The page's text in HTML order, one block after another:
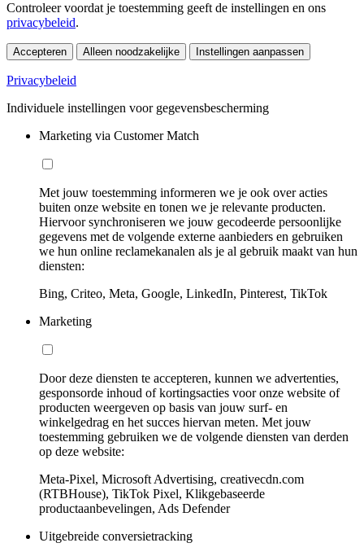
Controleer voordat je toestemming geeft de instellingen en ons
privacybeleid.
Accepteren Alleen noodzakelijke Instellingen aanpassen
Privacybeleid
Individuele instellingen voor gegevensbescherming
Marketing via Customer Match
Met jouw toestemming informeren we je ook over acties
buiten onze website en tonen we je relevante producten.
Hiervoor synchroniseren we jouw gecodeerde persoonlijke
gegevens met de volgende externe aanbieders en gebruiken
we hun online reclamekanalen als je al gebruik maakt van hun
diensten:
Bing, Criteo, Meta, Google, LinkedIn, Pinterest, TikTok
Marketing
Door deze diensten te accepteren, kunnen we advertenties,
gesponsorde inhoud of kortingsacties voor onze website of
producten weergeven op basis van jouw surf- en
winkelgedrag en het succes hiervan meten. Met jouw
toestemming gebruiken we de volgende diensten van derden
op deze website:
Meta-Pixel, Microsoft Advertising, creativecdn.com
(RTBHouse), TikTok Pixel, Klikgebaseerde
productaanbevelingen, Ads Defender
Uitgebreide conversietracking